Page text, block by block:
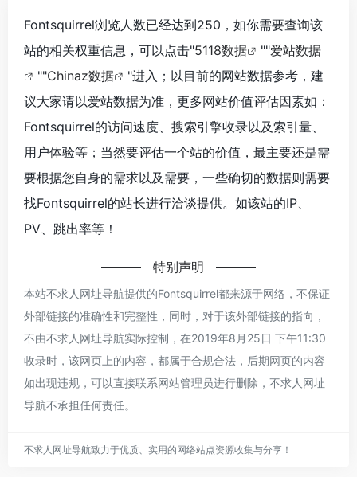
Fontsquirrel浏览人数已经达到250，如你需要查询该
站的相关权重信息，可以点击"5118数据 ""爱站数据
""Chinaz数据
"进入；以目前的网站数据参考，建
议大家请以爱站数据为准，更多网站价值评估因素如：
Fontsquirrel的访问速度、搜索引擎收录以及索引量、
用户体验等；当然要评估一个站的价值，最主要还是需
要根据您自身的需求以及需要，一些确切的数据则需要
找Fontsquirrel的站长进行洽谈提供。如该站的IP、
PV、跳出率等！
特别声明
本站不求人网址导航提供的Fontsquirrel都来源于网络，不保证
外部链接的准确性和完整性，同时，对于该外部链接的指向，
不由不求人网址导航实际控制，在2019年8月25日 下午11:30
收录时，该网页上的内容，都属于合规合法，后期网页的内容
如出现违规，可以直接联系网站管理员进行删除，不求人网址
导航不承担任何责任。
不求人网址导航致力于优质、实用的网络站点资源收集与分享！